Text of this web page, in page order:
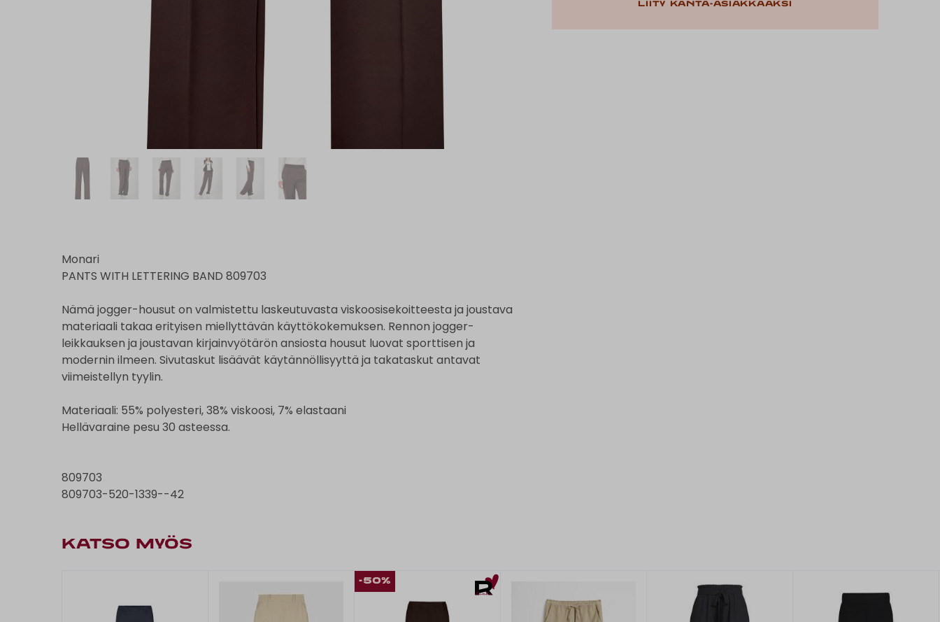
Monari
PANTS WITH LETTERING BAND 809703
Nämä jogger-housut on valmistettu laskeutuvasta viskoosisekoitteesta ja joustava
materiaali takaa erityisen miellyttävän käyttökokemuksen. Rennon jogger-
leikkauksen ja joustavan kirjainvyötärön ansiosta housut luovat sporttisen ja
modernin ilmeen. Sivutaskut lisäävät käytännöllisyyttä ja takataskut antavat
viimeistellyn tyylin.
Materiaali: 55% polyesteri, 38% viskoosi, 7% elastaani
Hellävaraine pesu 30 asteessa.
809703
809703-520-1339--42
Liity kanta-asiakkaaksi
KATSO MYÖS
-50%